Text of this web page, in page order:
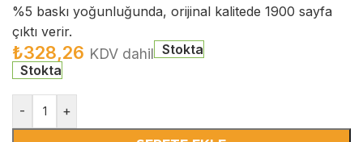
%5 baskı yoğunluğunda, orijinal kalitede 1900 sayfa
çıktı verir.
₺328,26 KDV dahil Stokta
Stokta
- +